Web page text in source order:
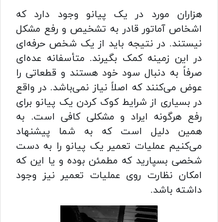
هزاران مورد در یک پیانو وجود دارد که
اشخاص آماتور قادر به تشخیص و رفع مشکل
نیستند. در نتیجه باید از یک شخص حرفه‌ای
در این زمینه کمک بگیرند. متأسفانه عده‌ای
صرفاً به دنبال سود خود هستند و قطعاتی را
عوض می‌کنند که اصلاً نیاز نمی‌باشد. در واقع
در بسیاری از شرایط کوک کردن یک پیانو برای
رفع هرگونه ایراد و مشکلی کافی است. به
همین دلیل است که به شما پیشنهاد
می‌کنیم عملیات تعمیر یک پیانو را به دست
شخصی بسپارید که مطمئن بوده و یا این که
امکان نظارت روی عملیات تعمیر نیز وجود
داشته باشد.